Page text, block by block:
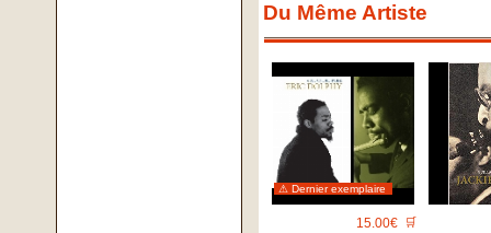
Du Même Artiste
⚠ Dernier exemplaire
15.00€ 🛒